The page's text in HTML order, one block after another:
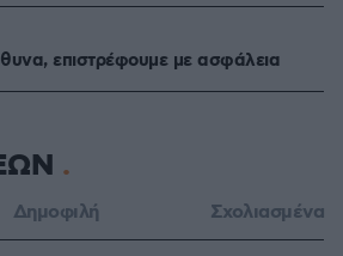
επιστρέφουμε με ασφάλεια
Δημοφιλή Σχολιασμένα